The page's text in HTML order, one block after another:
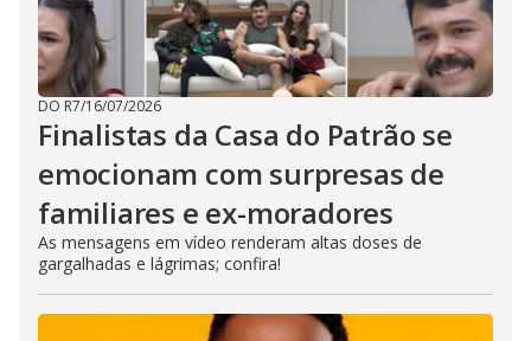
DO R7/16/07/2026
Finalistas da Casa do Patrão se
emocionam com surpresas de
familiares e ex-moradores
As mensagens em vídeo renderam altas doses de
gargalhadas e lágrimas; confira!